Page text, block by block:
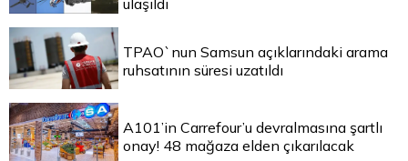
ulaşıldı
TPAO`nun Samsun açıklarındaki arama
ruhsatının süresi uzatıldı
A101’in Carrefour’u devralmasına şartlı
onay! 48 mağaza elden çıkarılacak